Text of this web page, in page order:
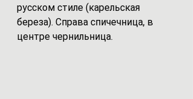
русском стиле (карельская
береза). Справа спичечница, в
центре чернильница.